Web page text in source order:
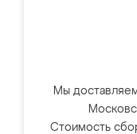
Мы
Стоимость